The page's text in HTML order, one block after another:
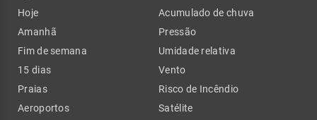
Hoje
Amanhã
Fim de semana
15 dias
Praias
Aeroportos
Acumulado de chuva
Pressão
Umidade relativa
Vento
Risco de Incêndio
Satélite